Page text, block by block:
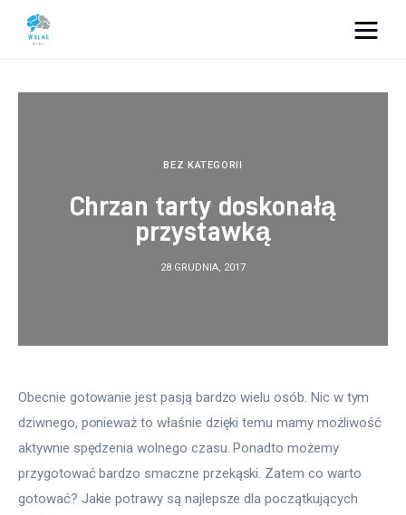
Dom i ogród
Więcej
BEZ KATEGORII
Chrzan tarty doskonałą
przystawką
28 GRUDNIA, 2017
Obecnie gotowanie jest pasją bardzo wielu osób. Nic w tym
dziwnego, ponieważ to właśnie dzięki temu mamy możliwość
aktywnie spędzenia wolnego czasu. Ponadto możemy
przygotować bardzo smaczne przekąski. Zatem co warto
gotować? Jakie potrawy są najlepsze dla początkujących